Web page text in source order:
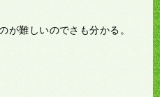
が難しいのでさも分かる。